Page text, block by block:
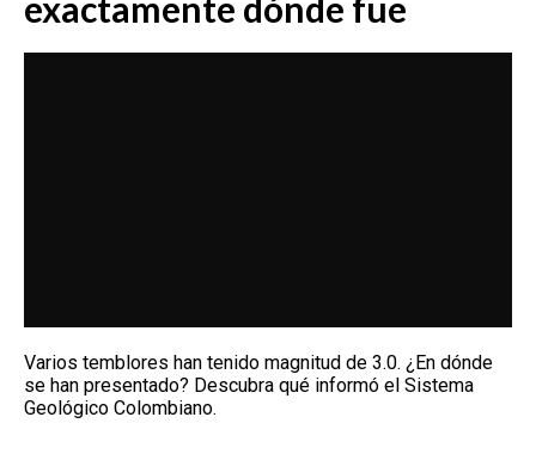
EMISIÓN 7:00 PM
Varios temblores han tenido magnitud de 3.0. ¿En dónde
se han presentado? Descubra qué informó el Sistema
Geológico Colombiano.